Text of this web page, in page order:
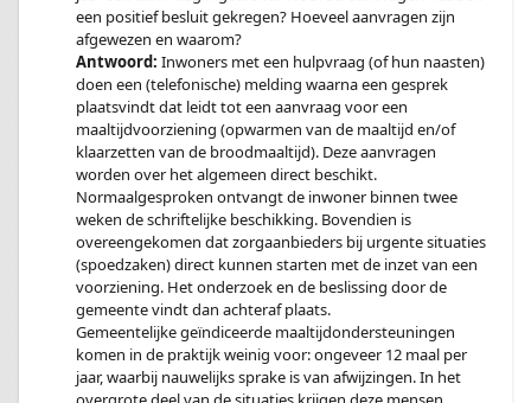
een positief besluit gekregen? Hoeveel aanvragen zijn
afgewezen en waarom?
Antwoord: Inwoners met een hulpvraag (of hun naasten)
doen een (telefonische) melding waarna een gesprek
plaatsvindt dat leidt tot een aanvraag voor een
maaltijdvoorziening (opwarmen van de maaltijd en/of
klaarzetten van de broodmaaltijd). Deze aanvragen
worden over het algemeen direct beschikt.
Normaalgesproken ontvangt de inwoner binnen twee
weken de schriftelijke beschikking. Bovendien is
overeengekomen dat zorgaanbieders bij urgente situaties
(spoedzaken) direct kunnen starten met de inzet van een
voorziening. Het onderzoek en de beslissing door de
gemeente vindt dan achteraf plaats.
Gemeentelijke geïndiceerde maaltijdondersteuningen
komen in de praktijk weinig voor: ongeveer 12 maal per
jaar, waarbij nauwelijks sprake is van afwijzingen. In het